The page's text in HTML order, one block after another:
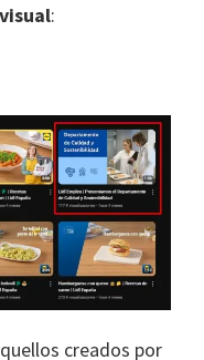
:
creados por